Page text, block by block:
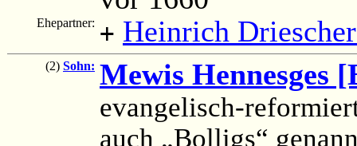
Ehepartner: + Heinrich
(2) Sohn: Mewis Hennesges
evangelisch-
auch „Bolligs“